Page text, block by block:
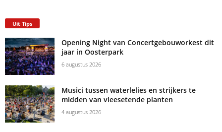
Uit Tips
Opening Night van Concertgebouworkest dit
jaar in Oosterpark
6 augustus 2026
Musici tussen waterlelies en strijkers te
midden van vleesetende planten
4 augustus 2026